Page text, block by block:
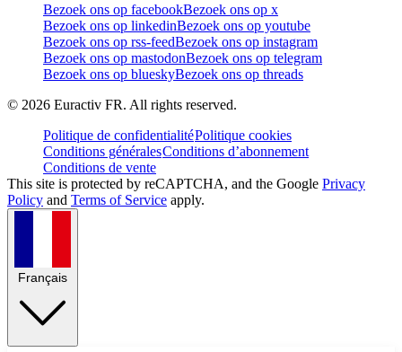
Bezoek ons op facebookBezoek ons op x
Bezoek ons op linkedinBezoek ons op youtube
Bezoek ons op rss-feedBezoek ons op instagram
Bezoek ons op mastodonBezoek ons op telegram
Bezoek ons op blueskyBezoek ons op threads
© 2026 Euractiv FR. All rights reserved.
Politique de confidentialitéPolitique cookies
Conditions généralesConditions d’abonnement
Conditions de vente
This site is protected by reCAPTCHA, and the Google Privacy
Policy and Terms of Service apply.
Français